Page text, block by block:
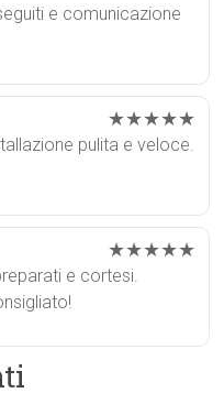
e comunicazione
★★★★★
pulita e veloce.
★★★★★
e cortesi.